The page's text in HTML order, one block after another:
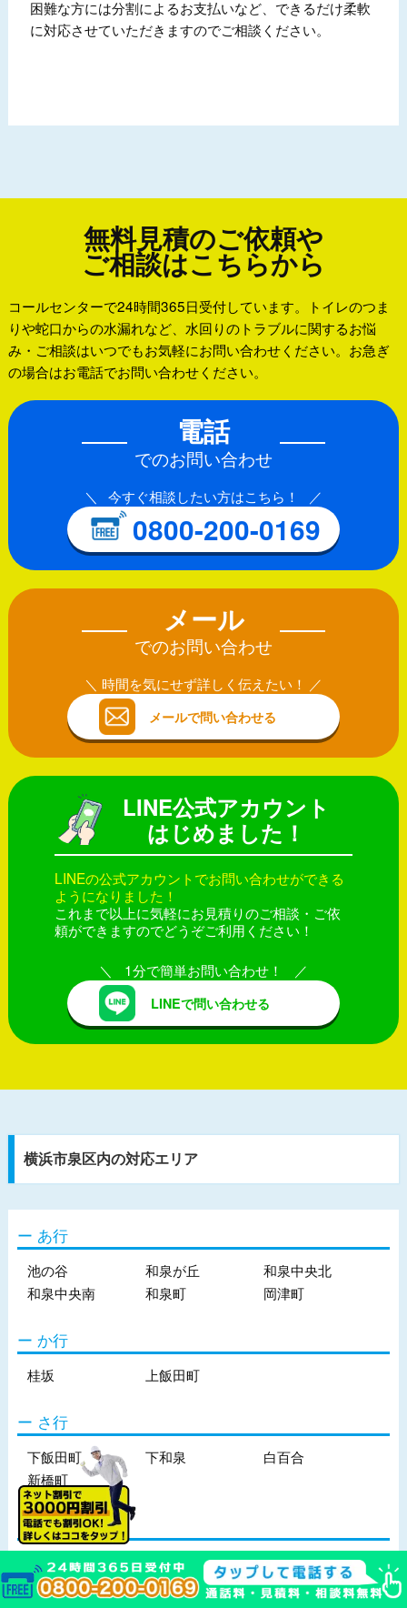
困難な方には分割によるお支払いなど、できるだけ柔軟
に対応させていただきますのでご相談ください。
無料見積のご依頼や
ご相談はこちらから
コールセンターで24時間365日受付しています。トイレのつま
りや蛇口からの水漏れなど、水回りのトラブルに関するお悩
み・ご相談はいつでもお気軽にお問い合わせください。お急ぎ
の場合はお電話でお問い合わせください。
電話
でのお問い合わせ
今すぐ相談したい方はこちら！
0800-200-0169
メール
でのお問い合わせ
時間を気にせず詳しく伝えたい！
メールで問い合わせる
LINE公式アカウント
はじめました！
LINEの公式アカウントでお問い合わせができる
ようになりました！
これまで以上に気軽にお見積りのご相談・ご依
頼ができますのでどうぞご利用ください！
1分で簡単お問い合わせ！
LINEで問い合わせる
横浜市泉区内の対応エリア
あ行
池の谷 和泉が丘
和泉中央北
和泉中央南
和泉町 岡津町
か行
桂坂 上飯田町
さ行
下飯田町 下和泉
白百合
新橋町
な行
中田北 中田町
中田西
中田東
中田南 西が岡